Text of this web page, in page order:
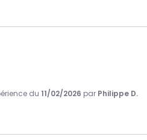
du 11/02/2026 par Philippe D.